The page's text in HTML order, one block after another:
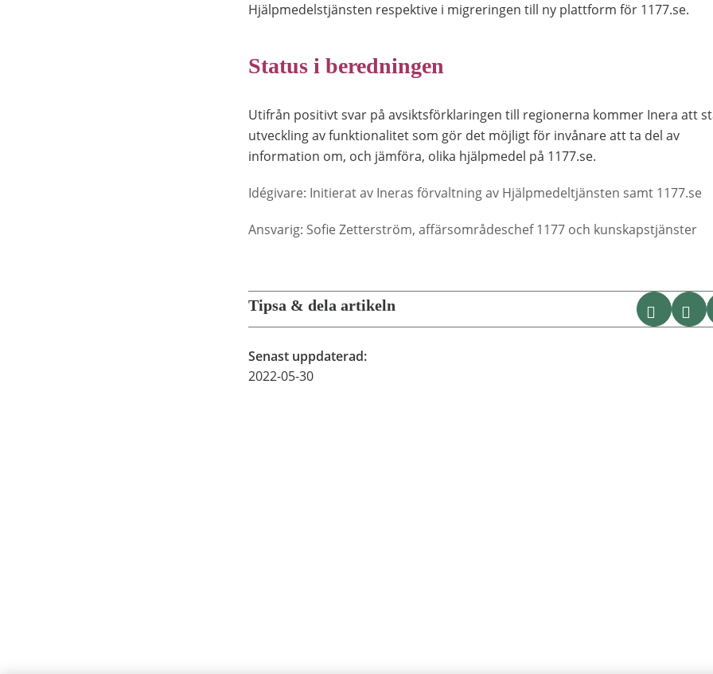
Hjälpmedelstjänsten respektive i migreringen till ny plattform för 1177.se.
Status i beredningen
Utifrån positivt svar på avsiktsförklaringen till regionerna kommer Inera att
utveckling av funktionalitet som gör det möjligt för invånare att ta del av
information om, och jämföra, olika hjälpmedel på 1177.se.
Idégivare: Initierat av Ineras förvaltning av Hjälpmedeltjänsten samt 1177.se
Ansvarig: Sofie Zetterström, affärsområdeschef 1177 och kunskapstjänster
Tipsa & dela artikeln DELA
Senast uppdaterad:
2022-05-30